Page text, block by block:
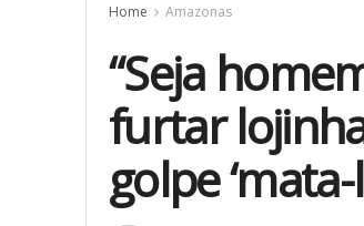
Home Amazonas
“Seja
furtar
golpe